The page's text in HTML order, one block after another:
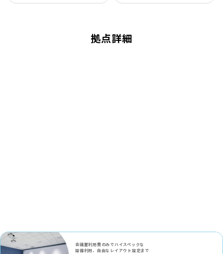
拠点詳細
会議室利用費のみでハイスペックな
設備利用、自由なレイアウト設定まで